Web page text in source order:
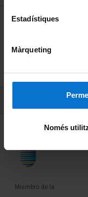
Estadístiques
Màrqueting
Només
Fundadora de la
Miembro de la